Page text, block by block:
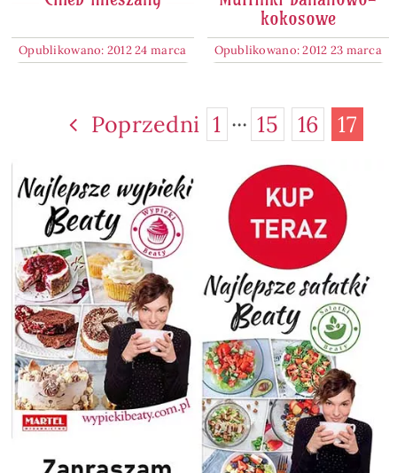
Opublikowano: 2012 24 marca
kokosowe
Opublikowano: 2012 23 marca
Poprzedni 1 ··· 15 16 17